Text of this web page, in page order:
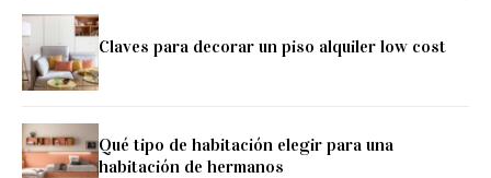
Claves para decorar un piso alquiler low cost
Qué tipo de habitación elegir para una
habitación de hermanos